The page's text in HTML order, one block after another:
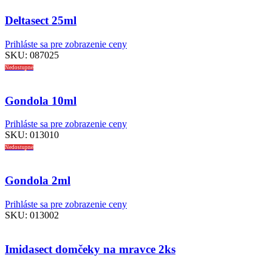
Deltasect 25ml
Prihláste sa pre zobrazenie ceny
SKU: 087025
Nedostupné
Gondola 10ml
Prihláste sa pre zobrazenie ceny
SKU: 013010
Nedostupné
Gondola 2ml
Prihláste sa pre zobrazenie ceny
SKU: 013002
Imidasect domčeky na mravce 2ks